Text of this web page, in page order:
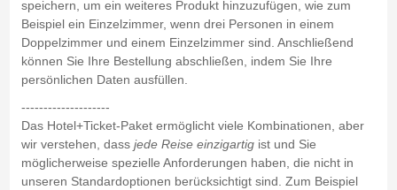
speichern, um ein weiteres Produkt hinzuzufügen, wie zum
Beispiel ein Einzelzimmer, wenn drei Personen in einem
Doppelzimmer und einem Einzelzimmer sind. Anschließend
können Sie Ihre Bestellung abschließen, indem Sie Ihre
persönlichen Daten ausfüllen.
--------------------
Das Hotel+Ticket-Paket ermöglicht viele Kombinationen, aber
wir verstehen, dass jede Reise einzigartigist und Sie
möglicherweise spezielle Anforderungen haben, die nicht in
unseren Standardoptionen berücksichtigt sind. Zum Beispiel